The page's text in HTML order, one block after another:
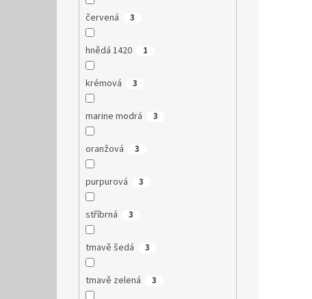
červená 3
hnědá 1420 1
krémová 3
marine modrá 3
oranžová 3
purpurová 3
stříbrná 3
tmavě šedá 3
tmavě zelená 3